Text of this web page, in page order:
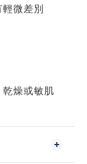
微差別
燥或敏肌